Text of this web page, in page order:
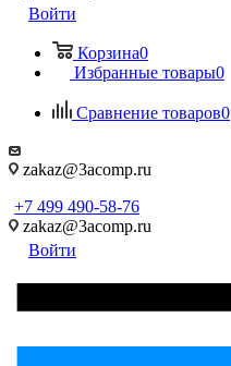
Войти
Корзина0
Избранные товары0
Сравнение товаров0
zakaz@3acomp.ru
+7 499 490-58-76
zakaz@3acomp.ru
Войти